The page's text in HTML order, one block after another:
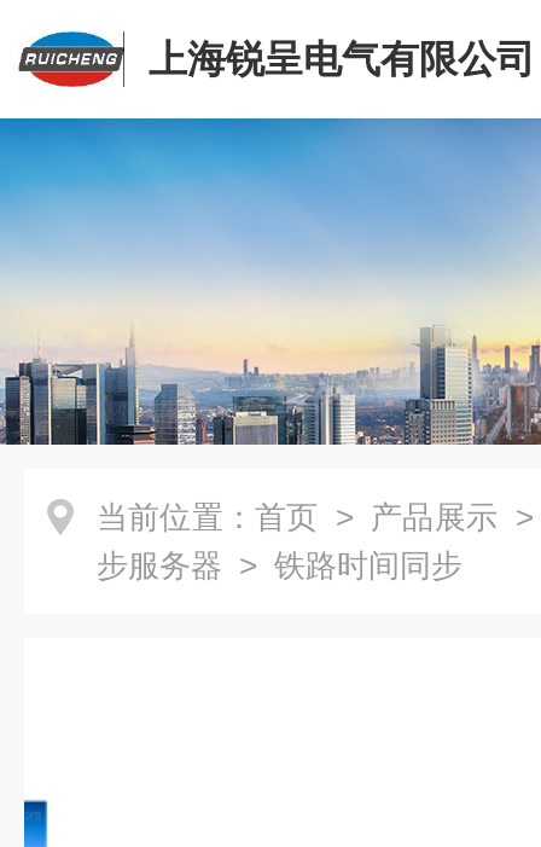
上海锐呈电气有限公司
当前位置： 首页 > 产品展示
步服务器 > 铁路时间同步